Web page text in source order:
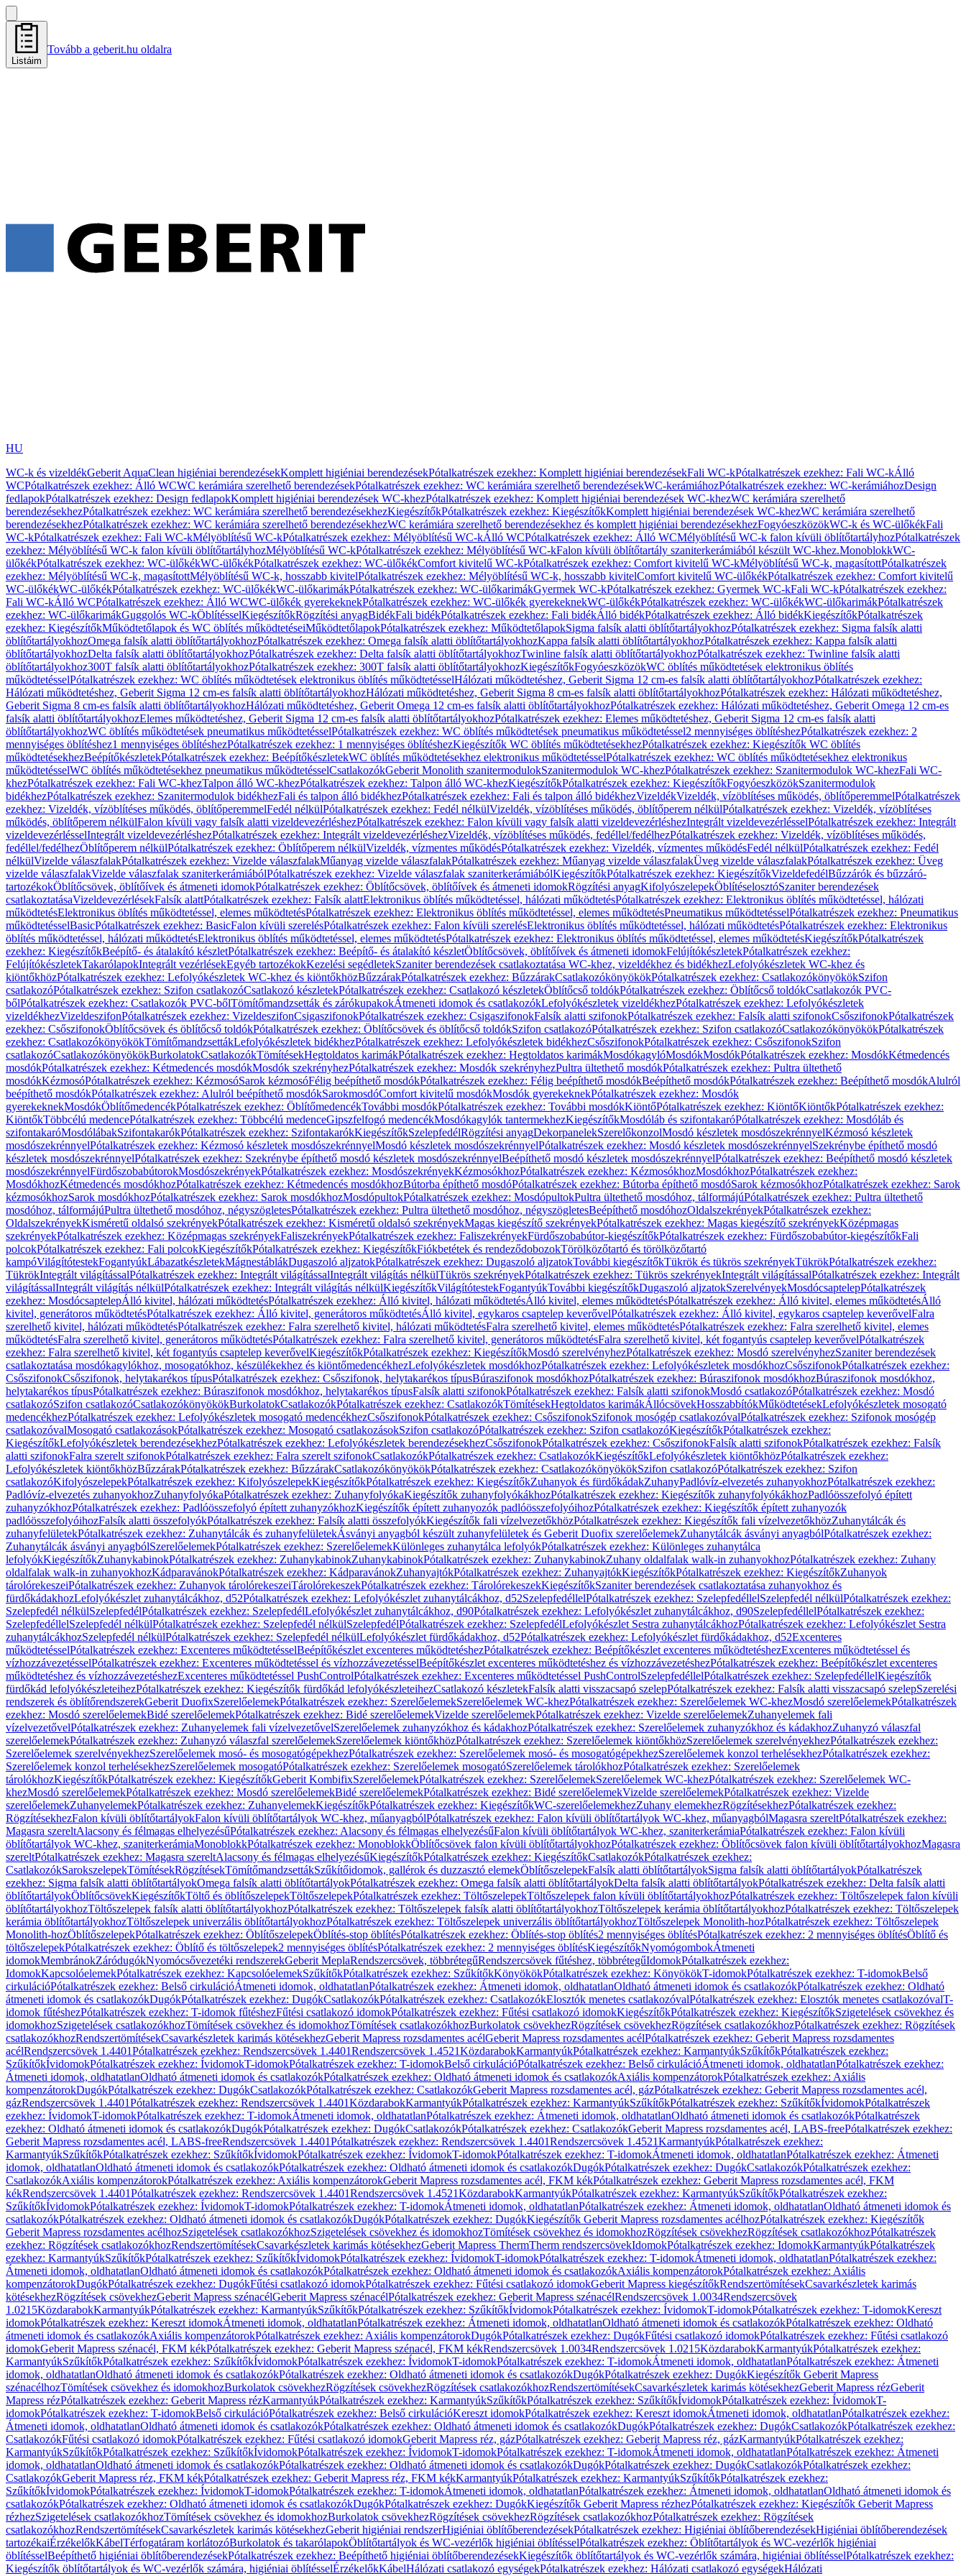
Listáim
Tovább a geberit.hu oldalra
HU
WC-k és vizeldékGeberit AquaClean higiéniai berendezésekKomplett higiéniai berendezésekPótalkatrészek ezekhez: Komplett higiéniai berendezésekFali WC-kPótalkatrészek ezekhez: Fali WC-kÁlló
WCPótalkatrészek ezekhez: Álló WCWC kerámiára szerelhető berendezésekPótalkatrészek ezekhez: WC kerámiára szerelhető berendezésekWC-kerámiáhozPótalkatrészek ezekhez: WC-kerámiáhozDesign
fedlapokPótalkatrészek ezekhez: Design fedlapokKomplett higiéniai berendezések WC-khezPótalkatrészek ezekhez: Komplett higiéniai berendezések WC-khezWC kerámiára szerelhető
berendezésekhezPótalkatrészek ezekhez: WC kerámiára szerelhető berendezésekhezKiegészítőkPótalkatrészek ezekhez: KiegészítőkKomplett higiéniai berendezések WC-khezWC kerámiára szerelhető
berendezésekhezPótalkatrészek ezekhez: WC kerámiára szerelhető berendezésekhezWC kerámiára szerelhető berendezésekhez és komplett higiéniai berendezésekhezFogyóeszközökWC-k és WC-ülőkékFali
WC-kPótalkatrészek ezekhez: Fali WC-kMélyöblítésű WC-kPótalkatrészek ezekhez: Mélyöblítésű WC-kÁlló WCPótalkatrészek ezekhez: Álló WCMélyöblítésű WC-k falon kívüli öblítőtartályhozPótalkatrészek
ezekhez: Mélyöblítésű WC-k falon kívüli öblítőtartályhozMélyöblítésű WC-kPótalkatrészek ezekhez: Mélyöblítésű WC-kFalon kívüli öblítőtartály szaniterkerámiából készült WC-khez.MonoblokkWC-
ülőkékPótalkatrészek ezekhez: WC-ülőkékWC-ülőkékPótalkatrészek ezekhez: WC-ülőkékComfort kivitelű WC-kPótalkatrészek ezekhez: Comfort kivitelű WC-kMélyöblítésű WC-k, magasítottPótalkatrészek
ezekhez: Mélyöblítésű WC-k, magasítottMélyöblítésű WC-k, hosszabb kivitelPótalkatrészek ezekhez: Mélyöblítésű WC-k, hosszabb kivitelComfort kivitelű WC-ülőkékPótalkatrészek ezekhez: Comfort kivitelű
WC-ülőkékWC-ülőkékPótalkatrészek ezekhez: WC-ülőkékWC-ülőkarimákPótalkatrészek ezekhez: WC-ülőkarimákGyermek WC-kPótalkatrészek ezekhez: Gyermek WC-kFali WC-kPótalkatrészek ezekhez:
Fali WC-kÁlló WCPótalkatrészek ezekhez: Álló WCWC-ülőkék gyerekeknekPótalkatrészek ezekhez: WC-ülőkék gyerekeknekWC-ülőkékPótalkatrészek ezekhez: WC-ülőkékWC-ülőkarimákPótalkatrészek
ezekhez: WC-ülőkarimákGuggolós WC-kÖblítésselKiegészítőkRögzítési anyagBidékFali bidékPótalkatrészek ezekhez: Fali bidékÁlló bidékPótalkatrészek ezekhez: Álló bidékKiegészítőkPótalkatrészek
ezekhez: KiegészítőkMűködtetőlapok és WC öblítés működtetéseiMűködtetőlapokPótalkatrészek ezekhez: MűködtetőlapokSigma falsík alatti öblítőtartályokhozPótalkatrészek ezekhez: Sigma falsík alatti
öblítőtartályokhozOmega falsík alatti öblítőtartályokhozPótalkatrészek ezekhez: Omega falsík alatti öblítőtartályokhozKappa falsík alatti öblítőtartályokhozPótalkatrészek ezekhez: Kappa falsík alatti
öblítőtartályokhozDelta falsík alatti öblítőtartályokhozPótalkatrészek ezekhez: Delta falsík alatti öblítőtartályokhozTwinline falsík alatti öblítőtartályokhozPótalkatrészek ezekhez: Twinline falsík alatti
öblítőtartályokhoz300T falsík alatti öblítőtartályokhozPótalkatrészek ezekhez: 300T falsík alatti öblítőtartályokhozKiegészítőkFogyóeszközökWC öblítés működtetések elektronikus öblítés
működtetésselPótalkatrészek ezekhez: WC öblítés működtetések elektronikus öblítés működtetésselHálózati működtetéshez, Geberit Sigma 12 cm-es falsík alatti öblítőtartályokhozPótalkatrészek ezekhez:
Hálózati működtetéshez, Geberit Sigma 12 cm-es falsík alatti öblítőtartályokhozHálózati működtetéshez, Geberit Sigma 8 cm-es falsík alatti öblítőtartályokhozPótalkatrészek ezekhez: Hálózati működtetéshez,
Geberit Sigma 8 cm-es falsík alatti öblítőtartályokhozHálózati működtetéshez, Geberit Omega 12 cm-es falsík alatti öblítőtartályokhozPótalkatrészek ezekhez: Hálózati működtetéshez, Geberit Omega 12 cm-es
falsík alatti öblítőtartályokhozElemes működtetéshez, Geberit Sigma 12 cm-es falsík alatti öblítőtartályokhozPótalkatrészek ezekhez: Elemes működtetéshez, Geberit Sigma 12 cm-es falsík alatti
öblítőtartályokhozWC öblítés működtetések pneumatikus működtetésselPótalkatrészek ezekhez: WC öblítés működtetések pneumatikus működtetéssel2 mennyiséges öblítéshezPótalkatrészek ezekhez: 2
mennyiséges öblítéshez1 mennyiséges öblítéshezPótalkatrészek ezekhez: 1 mennyiséges öblítéshezKiegészítők WC öblítés működtetésekhezPótalkatrészek ezekhez: Kiegészítők WC öblítés
működtetésekhezBeépítőkészletekPótalkatrészek ezekhez: BeépítőkészletekWC öblítés működtetésekhez elektronikus működtetésselPótalkatrészek ezekhez: WC öblítés működtetésekhez elektronikus
működtetésselWC öblítés működtetésekhez pneumatikus működtetésselCsatlakozókGeberit Monolith szanitermodulokSzanitermodulok WC-khezPótalkatrészek ezekhez: Szanitermodulok WC-khezFali WC-
khezPótalkatrészek ezekhez: Fali WC-khezTalpon álló WC-khezPótalkatrészek ezekhez: Talpon álló WC-khezKiegészítőkPótalkatrészek ezekhez: KiegészítőkFogyóeszközökSzanitermodulok
bidékhezPótalkatrészek ezekhez: Szanitermodulok bidékhezFali és talpon álló bidékhezPótalkatrészek ezekhez: Fali és talpon álló bidékhezVizeldékVizeldék, vízöblítéses működés, öblítőperemmelPótalkatrészek
ezekhez: Vizeldék, vízöblítéses működés, öblítőperemmelFedél nélkülPótalkatrészek ezekhez: Fedél nélkülVizeldék, vízöblítéses működés, öblítőperem nélkülPótalkatrészek ezekhez: Vizeldék, vízöblítéses
működés, öblítőperem nélkülFalon kívüli vagy falsík alatti vizeldevezérléshezPótalkatrészek ezekhez: Falon kívüli vagy falsík alatti vizeldevezérléshezIntegrált vizeldevezérlésselPótalkatrészek ezekhez: Integrált
vizeldevezérlésselIntegrált vizeldevezérléshezPótalkatrészek ezekhez: Integrált vizeldevezérléshezVizeldék, vízöblítéses működés, fedéllel/fedélhezPótalkatrészek ezekhez: Vizeldék, vízöblítéses működés,
fedéllel/fedélhezÖblítőperem nélkülPótalkatrészek ezekhez: Öblítőperem nélkülVizeldék, vízmentes működésPótalkatrészek ezekhez: Vizeldék, vízmentes működésFedél nélkülPótalkatrészek ezekhez: Fedél
nélkülVizelde válaszfalakPótalkatrészek ezekhez: Vizelde válaszfalakMűanyag vizelde válaszfalakPótalkatrészek ezekhez: Műanyag vizelde válaszfalakÜveg vizelde válaszfalakPótalkatrészek ezekhez: Üveg
vizelde válaszfalakVizelde válaszfalak szaniterkerámiábólPótalkatrészek ezekhez: Vizelde válaszfalak szaniterkerámiábólKiegészítőkPótalkatrészek ezekhez: KiegészítőkVizeldefedélBűzzárók és bűzzáró-
tartozékokÖblítőcsövek, öblítőívek és átmeneti idomokPótalkatrészek ezekhez: Öblítőcsövek, öblítőívek és átmeneti idomokRögzítési anyagKifolyószelepekÖblítéselosztóSzaniter berendezések
csatlakoztatásaVizeldevezérlésekFalsík alattPótalkatrészek ezekhez: Falsík alattElektronikus öblítés működtetéssel, hálózati működtetésPótalkatrészek ezekhez: Elektronikus öblítés működtetéssel, hálózati
működtetésElektronikus öblítés működtetéssel, elemes működtetésPótalkatrészek ezekhez: Elektronikus öblítés működtetéssel, elemes működtetésPneumatikus működtetésselPótalkatrészek ezekhez: Pneumatikus
működtetésselBasicPótalkatrészek ezekhez: BasicFalon kívüli szerelésPótalkatrészek ezekhez: Falon kívüli szerelésElektronikus öblítés működtetéssel, hálózati működtetésPótalkatrészek ezekhez: Elektronikus
öblítés működtetéssel, hálózati működtetésElektronikus öblítés működtetéssel, elemes működtetésPótalkatrészek ezekhez: Elektronikus öblítés működtetéssel, elemes működtetésKiegészítőkPótalkatrészek
ezekhez: KiegészítőkBeépítő- és átalakító készletPótalkatrészek ezekhez: Beépítő- és átalakító készletÖblítőcsövek, öblítőívek és átmeneti idomokFelújítókészletekPótalkatrészek ezekhez:
FelújítókészletekTakarólapokIntegrált vezérlésekEgyéb tartozékokKezelési segédletekSzaniter berendezések csatlakoztatása WC-khez, vizeldékhez és bidékhezLefolyókészletek WC-khez és
kiöntőkhözPótalkatrészek ezekhez: Lefolyókészletek WC-khez és kiöntőkhözBűzzárakPótalkatrészek ezekhez: BűzzárakCsatlakozókönyökökPótalkatrészek ezekhez: CsatlakozókönyökökSzifon
csatlakozóPótalkatrészek ezekhez: Szifon csatlakozóCsatlakozó készletekPótalkatrészek ezekhez: Csatlakozó készletekÖblítőcső toldókPótalkatrészek ezekhez: Öblítőcső toldókCsatlakozók PVC-
bőlPótalkatrészek ezekhez: Csatlakozók PVC-bőlTömítőmandzsetták és zárókupakokÁtmeneti idomok és csatlakozókLefolyókészletek vizeldékhezPótalkatrészek ezekhez: Lefolyókészletek
vizeldékhezVizeldeszifonPótalkatrészek ezekhez: VizeldeszifonCsigaszifonokPótalkatrészek ezekhez: CsigaszifonokFalsík alatti szifonokPótalkatrészek ezekhez: Falsík alatti szifonokCsőszifonokPótalkatrészek
ezekhez: CsőszifonokÖblítőcsövek és öblítőcső toldókPótalkatrészek ezekhez: Öblítőcsövek és öblítőcső toldókSzifon csatlakozóPótalkatrészek ezekhez: Szifon csatlakozóCsatlakozókönyökökPótalkatrészek
ezekhez: CsatlakozókönyökökTömítőmandzsettákLefolyókészletek bidékhezPótalkatrészek ezekhez: Lefolyókészletek bidékhezCsőszifonokPótalkatrészek ezekhez: CsőszifonokSzifon
csatlakozóCsatlakozókönyökökBurkolatokCsatlakozókTömítésekHegtoldatos karimákPótalkatrészek ezekhez: Hegtoldatos karimákMosdókagylóMosdókMosdókPótalkatrészek ezekhez: MosdókKétmedencés
mosdókPótalkatrészek ezekhez: Kétmedencés mosdókMosdók szekrényhezPótalkatrészek ezekhez: Mosdók szekrényhezPultra ültethető mosdókPótalkatrészek ezekhez: Pultra ültethető
mosdókKézmosóPótalkatrészek ezekhez: KézmosóSarok kézmosóFélig beépíthető mosdókPótalkatrészek ezekhez: Félig beépíthető mosdókBeépíthető mosdókPótalkatrészek ezekhez: Beépíthető mosdókAlulról
beépíthető mosdókPótalkatrészek ezekhez: Alulról beépíthető mosdókSarokmosdóComfort kivitelű mosdókMosdók gyerekeknekPótalkatrészek ezekhez: Mosdók
gyerekeknekMosdókÖblítőmedencékPótalkatrészek ezekhez: ÖblítőmedencékTovábbi mosdókPótalkatrészek ezekhez: További mosdókKiöntőPótalkatrészek ezekhez: KiöntőKiöntőkPótalkatrészek ezekhez:
KiöntőkTöbbcélú medencePótalkatrészek ezekhez: Többcélú medenceGipszfelfogó medencékMosdókagylók tantermekhezKiegészítőkMosdóláb és szifontakaróPótalkatrészek ezekhez: Mosdóláb és
szifontakaróMosdólábakSzifontakarókPótalkatrészek ezekhez: SzifontakarókKiegészítőkSzelepfedélRögzítési anyagDekorpanelekSzerelőkonzolMosdó készletek mosdószekrénnyelKézmosó készletek
mosdószekrénnyelPótalkatrészek ezekhez: Kézmosó készletek mosdószekrénnyelMosdó készletek mosdószekrénnyelPótalkatrészek ezekhez: Mosdó készletek mosdószekrénnyelSzekrénybe építhető mosdó
készletek mosdószekrénnyelPótalkatrészek ezekhez: Szekrénybe építhető mosdó készletek mosdószekrénnyelBeépíthető mosdó készletek mosdószekrénnyelPótalkatrészek ezekhez: Beépíthető mosdó készletek
mosdószekrénnyelFürdőszobabútorokMosdószekrényekPótalkatrészek ezekhez: MosdószekrényekKézmosókhozPótalkatrészek ezekhez: KézmosókhozMosdókhozPótalkatrészek ezekhez:
MosdókhozKétmedencés mosdókhozPótalkatrészek ezekhez: Kétmedencés mosdókhozBútorba építhető mosdóPótalkatrészek ezekhez: Bútorba építhető mosdóSarok kézmosókhozPótalkatrészek ezekhez: Sarok
kézmosókhozSarok mosdókhozPótalkatrészek ezekhez: Sarok mosdókhozMosdópultokPótalkatrészek ezekhez: MosdópultokPultra ültethető mosdóhoz, tálformájúPótalkatrészek ezekhez: Pultra ültethető
mosdóhoz, tálformájúPultra ültethető mosdóhoz, négyszögletesPótalkatrészek ezekhez: Pultra ültethető mosdóhoz, négyszögletesBeépíthető mosdóhozOldalszekrényekPótalkatrészek ezekhez:
OldalszekrényekKisméretű oldalsó szekrényekPótalkatrészek ezekhez: Kisméretű oldalsó szekrényekMagas kiegészítő szekrényekPótalkatrészek ezekhez: Magas kiegészítő szekrényekKözépmagas
szekrényekPótalkatrészek ezekhez: Középmagas szekrényekFaliszekrényekPótalkatrészek ezekhez: FaliszekrényekFürdőszobabútor-kiegészítőkPótalkatrészek ezekhez: Fürdőszobabútor-kiegészítőkFali
polcokPótalkatrészek ezekhez: Fali polcokKiegészítőkPótalkatrészek ezekhez: KiegészítőkFiókbetétek és rendeződobozokTörölközőtartó és törölközőtartó
kampóVilágítótestekFogantyúkLábazatkészletekMágnestáblákDugaszoló aljzatokPótalkatrészek ezekhez: Dugaszoló aljzatokTovábbi kiegészítőkTükrök és tükrös szekrényekTükrökPótalkatrészek ezekhez:
TükrökIntegrált világítássalPótalkatrészek ezekhez: Integrált világítássalIntegrált világítás nélkülTükrös szekrényekPótalkatrészek ezekhez: Tükrös szekrényekIntegrált világítássalPótalkatrészek ezekhez: Integrált
világítássalIntegrált világítás nélkülPótalkatrészek ezekhez: Integrált világítás nélkülKiegészítőkVilágítótestekFogantyúkTovábbi kiegészítőkDugaszoló aljzatokSzerelvényekMosdócsaptelepPótalkatrészek
ezekhez: MosdócsaptelepÁlló kivitel, hálózati működtetésPótalkatrészek ezekhez: Álló kivitel, hálózati működtetésÁlló kivitel, elemes működtetésPótalkatrészek ezekhez: Álló kivitel, elemes működtetésÁlló
kivitel, generátoros működtetésPótalkatrészek ezekhez: Álló kivitel, generátoros működtetésÁlló kivitel, egykaros csaptelep keverővelPótalkatrészek ezekhez: Álló kivitel, egykaros csaptelep keverővelFalra
szerelhető kivitel, hálózati működtetésPótalkatrészek ezekhez: Falra szerelhető kivitel, hálózati működtetésFalra szerelhető kivitel, elemes működtetésPótalkatrészek ezekhez: Falra szerelhető kivitel, elemes
működtetésFalra szerelhető kivitel, generátoros működtetésPótalkatrészek ezekhez: Falra szerelhető kivitel, generátoros működtetésFalra szerelhető kivitel, két fogantyús csaptelep keverővelPótalkatrészek
ezekhez: Falra szerelhető kivitel, két fogantyús csaptelep keverővelKiegészítőkPótalkatrészek ezekhez: KiegészítőkMosdó szerelvényhezPótalkatrészek ezekhez: Mosdó szerelvényhezSzaniter berendezések
csatlakoztatása mosdókagylókhoz, mosogatókhoz, készülékekhez és kiöntőmedencékhezLefolyókészletek mosdókhozPótalkatrészek ezekhez: Lefolyókészletek mosdókhozCsőszifonokPótalkatrészek ezekhez:
CsőszifonokCsőszifonok, helytakarékos típusPótalkatrészek ezekhez: Csőszifonok, helytakarékos típusBúraszifonok mosdókhozPótalkatrészek ezekhez: Búraszifonok mosdókhozBúraszifonok mosdókhoz,
helytakarékos típusPótalkatrészek ezekhez: Búraszifonok mosdókhoz, helytakarékos típusFalsík alatti szifonokPótalkatrészek ezekhez: Falsík alatti szifonokMosdó csatlakozóPótalkatrészek ezekhez: Mosdó
csatlakozóSzifon csatlakozóCsatlakozókönyökökBurkolatokCsatlakozókPótalkatrészek ezekhez: CsatlakozókTömítésekHegtoldatos karimákÁllócsövekHosszabbítókMűködtetésekLefolyókészletek mosogató
medencékhezPótalkatrészek ezekhez: Lefolyókészletek mosogató medencékhezCsőszifonokPótalkatrészek ezekhez: CsőszifonokSzifonok mosógép csatlakozóvalPótalkatrészek ezekhez: Szifonok mosógép
csatlakozóvalMosogató csatlakozásokPótalkatrészek ezekhez: Mosogató csatlakozásokSzifon csatlakozóPótalkatrészek ezekhez: Szifon csatlakozóKiegészítőkPótalkatrészek ezekhez:
KiegészítőkLefolyókészletek berendezésekhezPótalkatrészek ezekhez: Lefolyókészletek berendezésekhezCsőszifonokPótalkatrészek ezekhez: CsőszifonokFalsík alatti szifonokPótalkatrészek ezekhez: Falsík
alatti szifonokFalra szerelt szifonokPótalkatrészek ezekhez: Falra szerelt szifonokCsatlakozókPótalkatrészek ezekhez: CsatlakozókKiegészítőkLefolyókészletek kiöntőkhözPótalkatrészek ezekhez:
Lefolyókészletek kiöntőkhözBűzzárakPótalkatrészek ezekhez: BűzzárakCsatlakozókönyökökPótalkatrészek ezekhez: CsatlakozókönyökökSzifon csatlakozóPótalkatrészek ezekhez: Szifon
csatlakozóKifolyószelepekPótalkatrészek ezekhez: KifolyószelepekKiegészítőkPótalkatrészek ezekhez: KiegészítőkZuhanyok és fürdőkádakZuhanyPadlóvíz-elvezetés zuhanyokhozPótalkatrészek ezekhez:
Padlóvíz-elvezetés zuhanyokhozZuhanyfolyókaPótalkatrészek ezekhez: ZuhanyfolyókaKiegészítők zuhanyfolyókákhozPótalkatrészek ezekhez: Kiegészítők zuhanyfolyókákhozPadlóösszefolyó épített
zuhanyzókhozPótalkatrészek ezekhez: Padlóösszefolyó épített zuhanyzókhozKiegészítők épített zuhanyozók padlóösszefolyóihozPótalkatrészek ezekhez: Kiegészítők épített zuhanyozók
padlóösszefolyóihozFalsík alatti összefolyókPótalkatrészek ezekhez: Falsík alatti összefolyókKiegészítők fali vízelvezetőkhözPótalkatrészek ezekhez: Kiegészítők fali vízelvezetőkhözZuhanytálcák és
zuhanyfelületekPótalkatrészek ezekhez: Zuhanytálcák és zuhanyfelületekÁsványi anyagból készült zuhanyfelületek és Geberit Duofix szerelőelemekZuhanytálcák ásványi anyagbólPótalkatrészek ezekhez:
Zuhanytálcák ásványi anyagbólSzerelőelemekPótalkatrészek ezekhez: SzerelőelemekKülönleges zuhanytálca lefolyókPótalkatrészek ezekhez: Különleges zuhanytálca
lefolyókKiegészítőkZuhanykabinokPótalkatrészek ezekhez: ZuhanykabinokZuhanykabinokPótalkatrészek ezekhez: ZuhanykabinokZuhany oldalfalak walk-in zuhanyokhozPótalkatrészek ezekhez: Zuhany
oldalfalak walk-in zuhanyokhozKádparavánokPótalkatrészek ezekhez: KádparavánokZuhanyajtókPótalkatrészek ezekhez: ZuhanyajtókKiegészítőkPótalkatrészek ezekhez: KiegészítőkZuhanyok
tárolórekeszeiPótalkatrészek ezekhez: Zuhanyok tárolórekeszeiTárolórekeszekPótalkatrészek ezekhez: TárolórekeszekKiegészítőkSzaniter berendezések csatlakoztatása zuhanyokhoz és
fürdőkádakhozLefolyókészlet zuhanytálcákhoz, d52Pótalkatrészek ezekhez: Lefolyókészlet zuhanytálcákhoz, d52SzelepfedéllelPótalkatrészek ezekhez: SzelepfedéllelSzelepfedél nélkülPótalkatrészek ezekhez:
Szelepfedél nélkülSzelepfedélPótalkatrészek ezekhez: SzelepfedélLefolyókészlet zuhanytálcákhoz, d90Pótalkatrészek ezekhez: Lefolyókészlet zuhanytálcákhoz, d90SzelepfedéllelPótalkatrészek ezekhez:
SzelepfedéllelSzelepfedél nélkülPótalkatrészek ezekhez: Szelepfedél nélkülSzelepfedélPótalkatrészek ezekhez: SzelepfedélLefolyókészlet Sestra zuhanytálcákhozPótalkatrészek ezekhez: Lefolyókészlet Sestra
zuhanytálcákhozSzelepfedél nélkülPótalkatrészek ezekhez: Szelepfedél nélkülLefolyókészlet fürdőkádakhoz, d52Pótalkatrészek ezekhez: Lefolyókészlet fürdőkádakhoz, d52Excenteres
működtetésselPótalkatrészek ezekhez: Excenteres működtetésselBeépítőkészlet excenteres működtetéshezPótalkatrészek ezekhez: Beépítőkészlet excenteres működtetéshezExcenteres működtetéssel és
vízhozzávezetésselPótalkatrészek ezekhez: Excenteres működtetéssel és vízhozzávezetésselBeépítőkészlet excenteres működtetéshez és vízhozzávezetéshezPótalkatrészek ezekhez: Beépítőkészlet excenteres
működtetéshez és vízhozzávezetéshezExcenteres működtetéssel PushControlPótalkatrészek ezekhez: Excenteres működtetéssel PushControlSzelepfedéllelPótalkatrészek ezekhez: SzelepfedéllelKiegészítők
fürdőkád lefolyókészleteihezPótalkatrészek ezekhez: Kiegészítők fürdőkád lefolyókészleteihezCsatlakozó készletekFalsík alatti visszacsapó szelepPótalkatrészek ezekhez: Falsík alatti visszacsapó szelepSzerelési
rendszerek és öblítőrendszerekGeberit DuofixSzerelőelemekPótalkatrészek ezekhez: SzerelőelemekSzerelőelemek WC-khezPótalkatrészek ezekhez: Szerelőelemek WC-khezMosdó szerelőelemekPótalkatrészek
ezekhez: Mosdó szerelőelemekBidé szerelőelemekPótalkatrészek ezekhez: Bidé szerelőelemekVizelde szerelőelemekPótalkatrészek ezekhez: Vizelde szerelőelemekZuhanyelemek fali
vízelvezetővelPótalkatrészek ezekhez: Zuhanyelemek fali vízelvezetővelSzerelőelemek zuhanyzókhoz és kádakhozPótalkatrészek ezekhez: Szerelőelemek zuhanyzókhoz és kádakhozZuhanyzó válaszfal
szerelőelemekPótalkatrészek ezekhez: Zuhanyzó válaszfal szerelőelemekSzerelőelemek kiöntőkhözPótalkatrészek ezekhez: Szerelőelemek kiöntőkhözSzerelőelemek szerelvényekhezPótalkatrészek ezekhez:
Szerelőelemek szerelvényekhezSzerelőelemek mosó- és mosogatógépekhezPótalkatrészek ezekhez: Szerelőelemek mosó- és mosogatógépekhezSzerelőelemek konzol terhelésekhezPótalkatrészek ezekhez:
Szerelőelemek konzol terhelésekhezSzerelőelemek mosogatóPótalkatrészek ezekhez: Szerelőelemek mosogatóSzerelőelemek tárolókhozPótalkatrészek ezekhez: Szerelőelemek
tárolókhozKiegészítőkPótalkatrészek ezekhez: KiegészítőkGeberit KombifixSzerelőelemekPótalkatrészek ezekhez: SzerelőelemekSzerelőelemek WC-khezPótalkatrészek ezekhez: Szerelőelemek WC-
khezMosdó szerelőelemekPótalkatrészek ezekhez: Mosdó szerelőelemekBidé szerelőelemekPótalkatrészek ezekhez: Bidé szerelőelemekVizelde szerelőelemekPótalkatrészek ezekhez: Vizelde
szerelőelemekZuhanyelemekPótalkatrészek ezekhez: ZuhanyelemekKiegészítőkPótalkatrészek ezekhez: KiegészítőkWC-szerelőelemekhezZuhany elemekhezRögzítésekhezPótalkatrészek ezekhez:
RögzítésekhezFalon kívüli öblítőtartályokFalon kívüli öblítőtartályok WC-khez, műanyagbólPótalkatrészek ezekhez: Falon kívüli öblítőtartályok WC-khez, műanyagbólMagasra szereltPótalkatrészek ezekhez:
Magasra szereltAlacsony és félmagas elhelyezésűPótalkatrészek ezekhez: Alacsony és félmagas elhelyezésűFalon kívüli öblítőtartályok WC-khez, szaniterkerámiaPótalkatrészek ezekhez: Falon kívüli
öblítőtartályok WC-khez, szaniterkerámiaMonoblokkPótalkatrészek ezekhez: MonoblokkÖblítőcsövek falon kívüli öblítőtartályokhozPótalkatrészek ezekhez: Öblítőcsövek falon kívüli öblítőtartályokhozMagasra
szereltPótalkatrészek ezekhez: Magasra szereltAlacsony és félmagas elhelyezésűKiegészítőkPótalkatrészek ezekhez: KiegészítőkCsatlakozókPótalkatrészek ezekhez:
CsatlakozókSarokszelepekTömítésekRögzítésekTömítőmandzsettákSzűkítőidomok, gallérok és duzzasztó elemekÖblítőszelepekFalsík alatti öblítőtartályokSigma falsík alatti öblítőtartályokPótalkatrészek
ezekhez: Sigma falsík alatti öblítőtartályokOmega falsík alatti öblítőtartályokPótalkatrészek ezekhez: Omega falsík alatti öblítőtartályokDelta falsík alatti öblítőtartályokPótalkatrészek ezekhez: Delta falsík alatti
öblítőtartályokÖblítőcsövekKiegészítőkTöltő és öblítőszelepekTöltőszelepekPótalkatrészek ezekhez: TöltőszelepekTöltőszelepek falon kívüli öblítőtartályokhozPótalkatrészek ezekhez: Töltőszelepek falon kívüli
öblítőtartályokhozTöltőszelepek falsík alatti öblítőtartályokhozPótalkatrészek ezekhez: Töltőszelepek falsík alatti öblítőtartályokhozTöltőszelepek kerámia öblítőtartályokhozPótalkatrészek ezekhez: Töltőszelepek
kerámia öblítőtartályokhozTöltőszelepek univerzális öblítőtartályokhozPótalkatrészek ezekhez: Töltőszelepek univerzális öblítőtartályokhozTöltőszelepek Monolith-hozPótalkatrészek ezekhez: Töltőszelepek
Monolith-hozÖblítőszelepekPótalkatrészek ezekhez: ÖblítőszelepekÖblítés-stop öblítésPótalkatrészek ezekhez: Öblítés-stop öblítés2 mennyiséges öblítésPótalkatrészek ezekhez: 2 mennyiséges öblítésÖblítő és
töltőszelepekPótalkatrészek ezekhez: Öblítő és töltőszelepek2 mennyiséges öblítésPótalkatrészek ezekhez: 2 mennyiséges öblítésKiegészítőkNyomógombokÁtmeneti
idomokMembránokZáródugókNyomócsővezetéki rendszerekGeberit MeplaRendszercsövek, többrétegűRendszercsövek fűtéshez, többrétegűIdomokPótalkatrészek ezekhez:
IdomokKapcsolóelemekPótalkatrészek ezekhez: KapcsolóelemekSzűkítőkPótalkatrészek ezekhez: SzűkítőkKönyökökPótalkatrészek ezekhez: KönyökökT-idomokPótalkatrészek ezekhez: T-idomokBelső
cirkulációPótalkatrészek ezekhez: Belső cirkulációÁtmeneti idomok, oldhatatlanPótalkatrészek ezekhez: Átmeneti idomok, oldhatatlanOldható átmeneti idomok és csatlakozókPótalkatrészek ezekhez: Oldható
átmeneti idomok és csatlakozókDugókPótalkatrészek ezekhez: DugókCsatlakozókPótalkatrészek ezekhez: CsatlakozókElosztók menetes csatlakozóvalPótalkatrészek ezekhez: Elosztók menetes csatlakozóvalT-
idomok fűtéshezPótalkatrészek ezekhez: T-idomok fűtéshezFűtési csatlakozó idomokPótalkatrészek ezekhez: Fűtési csatlakozó idomokKiegészítőkPótalkatrészek ezekhez: KiegészítőkSzigetelések csövekhez és
idomokhozSzigetelések csatlakozókhozTömítések csövekhez és idomokhozTömítések csatlakozókhozBurkolatok csövekhezRögzítések csövekhezRögzítések csatlakozókhozPótalkatrészek ezekhez: Rögzítések
csatlakozókhozRendszertömítésekCsavarkészletek karimás kötésekhezGeberit Mapress rozsdamentes acélGeberit Mapress rozsdamentes acélPótalkatrészek ezekhez: Geberit Mapress rozsdamentes
acélRendszercsövek 1.4401Pótalkatrészek ezekhez: Rendszercsövek 1.4401Rendszercsövek 1.4521KözdarabokKarmantyúkPótalkatrészek ezekhez: KarmantyúkSzűkítőkPótalkatrészek ezekhez:
SzűkítőkÍvidomokPótalkatrészek ezekhez: ÍvidomokT-idomokPótalkatrészek ezekhez: T-idomokBelső cirkulációPótalkatrészek ezekhez: Belső cirkulációÁtmeneti idomok, oldhatatlanPótalkatrészek ezekhez:
Átmeneti idomok, oldhatatlanOldható átmeneti idomok és csatlakozókPótalkatrészek ezekhez: Oldható átmeneti idomok és csatlakozókAxiális kompenzátorokPótalkatrészek ezekhez: Axiális
kompenzátorokDugókPótalkatrészek ezekhez: DugókCsatlakozókPótalkatrészek ezekhez: CsatlakozókGeberit Mapress rozsdamentes acél, gázPótalkatrészek ezekhez: Geberit Mapress rozsdamentes acél,
gázRendszercsövek 1.4401Pótalkatrészek ezekhez: Rendszercsövek 1.4401KözdarabokKarmantyúkPótalkatrészek ezekhez: KarmantyúkSzűkítőkPótalkatrészek ezekhez: SzűkítőkÍvidomokPótalkatrészek
ezekhez: ÍvidomokT-idomokPótalkatrészek ezekhez: T-idomokÁtmeneti idomok, oldhatatlanPótalkatrészek ezekhez: Átmeneti idomok, oldhatatlanOldható átmeneti idomok és csatlakozókPótalkatrészek
ezekhez: Oldható átmeneti idomok és csatlakozókDugókPótalkatrészek ezekhez: DugókCsatlakozókPótalkatrészek ezekhez: CsatlakozókGeberit Mapress rozsdamentes acél, LABS-freePótalkatrészek ezekhez:
Geberit Mapress rozsdamentes acél, LABS-freeRendszercsövek 1.4401Pótalkatrészek ezekhez: Rendszercsövek 1.4401Rendszercsövek 1.4521KarmantyúkPótalkatrészek ezekhez:
KarmantyúkSzűkítőkPótalkatrészek ezekhez: SzűkítőkÍvidomokPótalkatrészek ezekhez: ÍvidomokT-idomokPótalkatrészek ezekhez: T-idomokÁtmeneti idomok, oldhatatlanPótalkatrészek ezekhez: Átmeneti
idomok, oldhatatlanOldható átmeneti idomok és csatlakozókPótalkatrészek ezekhez: Oldható átmeneti idomok és csatlakozókDugókPótalkatrészek ezekhez: DugókCsatlakozókPótalkatrészek ezekhez:
CsatlakozókAxiális kompenzátorokPótalkatrészek ezekhez: Axiális kompenzátorokGeberit Mapress rozsdamentes acél, FKM kékPótalkatrészek ezekhez: Geberit Mapress rozsdamentes acél, FKM
kékRendszercsövek 1.4401Pótalkatrészek ezekhez: Rendszercsövek 1.4401Rendszercsövek 1.4521KözdarabokKarmantyúkPótalkatrészek ezekhez: KarmantyúkSzűkítőkPótalkatrészek ezekhez:
SzűkítőkÍvidomokPótalkatrészek ezekhez: ÍvidomokT-idomokPótalkatrészek ezekhez: T-idomokÁtmeneti idomok, oldhatatlanPótalkatrészek ezekhez: Átmeneti idomok, oldhatatlanOldható átmeneti idomok és
csatlakozókPótalkatrészek ezekhez: Oldható átmeneti idomok és csatlakozókDugókPótalkatrészek ezekhez: DugókKiegészítők Geberit Mapress rozsdamentes acélhozPótalkatrészek ezekhez: Kiegészítők
Geberit Mapress rozsdamentes acélhozSzigetelések csatlakozókhozSzigetelések csövekhez és idomokhozTömítések csövekhez és idomokhozRögzítések csövekhezRögzítések csatlakozókhozPótalkatrészek
ezekhez: Rögzítések csatlakozókhozRendszertömítésekCsavarkészletek karimás kötésekhezGeberit Mapress ThermTherm rendszercsövekIdomokPótalkatrészek ezekhez: IdomokKarmantyúkPótalkatrészek
ezekhez: KarmantyúkSzűkítőkPótalkatrészek ezekhez: SzűkítőkÍvidomokPótalkatrészek ezekhez: ÍvidomokT-idomokPótalkatrészek ezekhez: T-idomokÁtmeneti idomok, oldhatatlanPótalkatrészek ezekhez:
Átmeneti idomok, oldhatatlanOldható átmeneti idomok és csatlakozókPótalkatrészek ezekhez: Oldható átmeneti idomok és csatlakozókAxiális kompenzátorokPótalkatrészek ezekhez: Axiális
kompenzátorokDugókPótalkatrészek ezekhez: DugókFűtési csatlakozó idomokPótalkatrészek ezekhez: Fűtési csatlakozó idomokGeberit Mapress kiegészítőkRendszertömítésekCsavarkészletek karimás
kötésekhezRögzítések csövekhezGeberit Mapress szénacélGeberit Mapress szénacélPótalkatrészek ezekhez: Geberit Mapress szénacélRendszercsövek 1.0034Rendszercsövek
1.0215KözdarabokKarmantyúkPótalkatrészek ezekhez: KarmantyúkSzűkítőkPótalkatrészek ezekhez: SzűkítőkÍvidomokPótalkatrészek ezekhez: ÍvidomokT-idomokPótalkatrészek ezekhez: T-idomokKereszt
idomokPótalkatrészek ezekhez: Kereszt idomokÁtmeneti idomok, oldhatatlanPótalkatrészek ezekhez: Átmeneti idomok, oldhatatlanOldható átmeneti idomok és csatlakozókPótalkatrészek ezekhez: Oldható
átmeneti idomok és csatlakozókAxiális kompenzátorokPótalkatrészek ezekhez: Axiális kompenzátorokDugókPótalkatrészek ezekhez: DugókFűtési csatlakozó idomokPótalkatrészek ezekhez: Fűtési csatlakozó
idomokGeberit Mapress szénacél, FKM kékPótalkatrészek ezekhez: Geberit Mapress szénacél, FKM kékRendszercsövek 1.0034Rendszercsövek 1.0215KözdarabokKarmantyúkPótalkatrészek ezekhez:
KarmantyúkSzűkítőkPótalkatrészek ezekhez: SzűkítőkÍvidomokPótalkatrészek ezekhez: ÍvidomokT-idomokPótalkatrészek ezekhez: T-idomokÁtmeneti idomok, oldhatatlanPótalkatrészek ezekhez: Átmeneti
idomok, oldhatatlanOldható átmeneti idomok és csatlakozókPótalkatrészek ezekhez: Oldható átmeneti idomok és csatlakozókDugókPótalkatrészek ezekhez: DugókKiegészítők Geberit Mapress
szénacélhozTömítések csövekhez és idomokhozBurkolatok csövekhezRögzítések csövekhezRögzítések csatlakozókhozRendszertömítésekCsavarkészletek karimás kötésekhezGeberit Mapress rézGeberit
Mapress rézPótalkatrészek ezekhez: Geberit Mapress rézKarmantyúkPótalkatrészek ezekhez: KarmantyúkSzűkítőkPótalkatrészek ezekhez: SzűkítőkÍvidomokPótalkatrészek ezekhez: ÍvidomokT-
idomokPótalkatrészek ezekhez: T-idomokBelső cirkulációPótalkatrészek ezekhez: Belső cirkulációKereszt idomokPótalkatrészek ezekhez: Kereszt idomokÁtmeneti idomok, oldhatatlanPótalkatrészek ezekhez:
Átmeneti idomok, oldhatatlanOldható átmeneti idomok és csatlakozókPótalkatrészek ezekhez: Oldható átmeneti idomok és csatlakozókDugókPótalkatrészek ezekhez: DugókCsatlakozókPótalkatrészek ezekhez:
CsatlakozókFűtési csatlakozó idomokPótalkatrészek ezekhez: Fűtési csatlakozó idomokGeberit Mapress réz, gázPótalkatrészek ezekhez: Geberit Mapress réz, gázKarmantyúkPótalkatrészek ezekhez:
KarmantyúkSzűkítőkPótalkatrészek ezekhez: SzűkítőkÍvidomokPótalkatrészek ezekhez: ÍvidomokT-idomokPótalkatrészek ezekhez: T-idomokÁtmeneti idomok, oldhatatlanPótalkatrészek ezekhez: Átmeneti
idomok, oldhatatlanOldható átmeneti idomok és csatlakozókPótalkatrészek ezekhez: Oldható átmeneti idomok és csatlakozókDugókPótalkatrészek ezekhez: DugókCsatlakozókPótalkatrészek ezekhez:
CsatlakozókGeberit Mapress réz, FKM kékPótalkatrészek ezekhez: Geberit Mapress réz, FKM kékKarmantyúkPótalkatrészek ezekhez: KarmantyúkSzűkítőkPótalkatrészek ezekhez:
SzűkítőkÍvidomokPótalkatrészek ezekhez: ÍvidomokT-idomokPótalkatrészek ezekhez: T-idomokÁtmeneti idomok, oldhatatlanPótalkatrészek ezekhez: Átmeneti idomok, oldhatatlanOldható átmeneti idomok és
csatlakozókPótalkatrészek ezekhez: Oldható átmeneti idomok és csatlakozókDugókPótalkatrészek ezekhez: DugókKiegészítők Geberit Mapress rézhezPótalkatrészek ezekhez: Kiegészítők Geberit Mapress
rézhezSzigetelések csatlakozókhozTömítések csövekhez és idomokhozBurkolatok csövekhezRögzítések csövekhezRögzítések csatlakozókhozPótalkatrészek ezekhez: Rögzítések
csatlakozókhozRendszertömítésekCsavarkészletek karimás kötésekhezGeberit higiéniai rendszerHigiéniai öblítőberendezésekPótalkatrészek ezekhez: Higiéniai öblítőberendezésekHigiéniai öblítőberendezések
tartozékaiÉrzékelőkKábelTérfogatáram korlátozóBurkolatok és takarólapokÖblítőtartályok és WC-vezérlők higiéniai öblítésselPótalkatrészek ezekhez: Öblítőtartályok és WC-vezérlők higiéniai
öblítésselBeépíthető higiéniai öblítőberendezésekPótalkatrészek ezekhez: Beépíthető higiéniai öblítőberendezésekKiegészítők öblítőtartályok és WC-vezérlők számára, higiéniai öblítésselPótalkatrészek ezekhez:
Kiegészítők öblítőtartályok és WC-vezérlők számára, higiéniai öblítésselÉrzékelőkKábelHálózati csatlakozó egységekPótalkatrészek ezekhez: Hálózati csatlakozó egységekHálózati